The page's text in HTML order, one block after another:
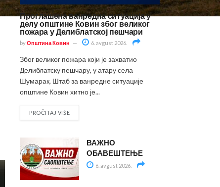
Проглашена ванредна ситуација у
делу општине Ковин због великог
пожара у Делиблатској пешчари
byОпштина Ковин 6. avgust 2026.
Због великог пожара који је захватио
Делиблатску пешчару, у атару села
Шумарак, Штаб за ванредне ситуације
општине Ковин хитно је...
PROČITAJ VIŠE
ВАЖНО
ОБАВЕШТЕЊЕ
6. avgust 2026.